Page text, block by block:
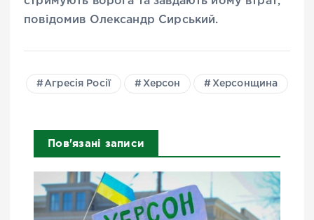
повідомив Олександр Сирський.
Агресія Росії Херсон Херсонщина
Пов'язані записи